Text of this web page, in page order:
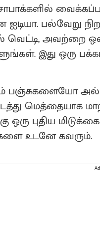
ஐடியா. பல்வேறு
வெட்டி, அவற்றை
இது ஒரு
மெத்தையாக
புதிய
உடனே கவரும்.